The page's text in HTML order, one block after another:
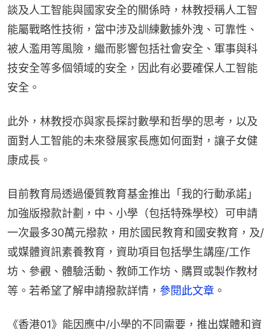
談及人工智能與國家安全的關係時，林教授稱人工智
能屬戰略性技術，當中涉及訓練數據外洩、可靠性、
被人濫用等風險，繼而影響包括社會安全、軍事與科
技安全等多個領域的安全，因此有必要確保人工智能
安全。
此外，林教授亦與家長探討數學和哲學的思考，以及
面對人工智能的未來發展家長應如何面對，讓子女健
康成長。
目前教育局透過優質教育基金推出「我的行動承諾」
加強版撥款計劃，中、小學（包括特殊學校）可申請
一次最多30萬元撥款，用於國民教育和國安教育，及/
或媒體資訊素養教育，資助項目包括學生講座/工作
坊、參觀、體驗活動、教師工作坊、購買或製作教材
等。若希望了解申請撥款詳情， 參閱此文章 。
《香港01》能因應中/小學的不同需要，推出媒體和資